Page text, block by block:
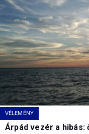
VÉLEMÉNY
Árpád vezér a hibás: